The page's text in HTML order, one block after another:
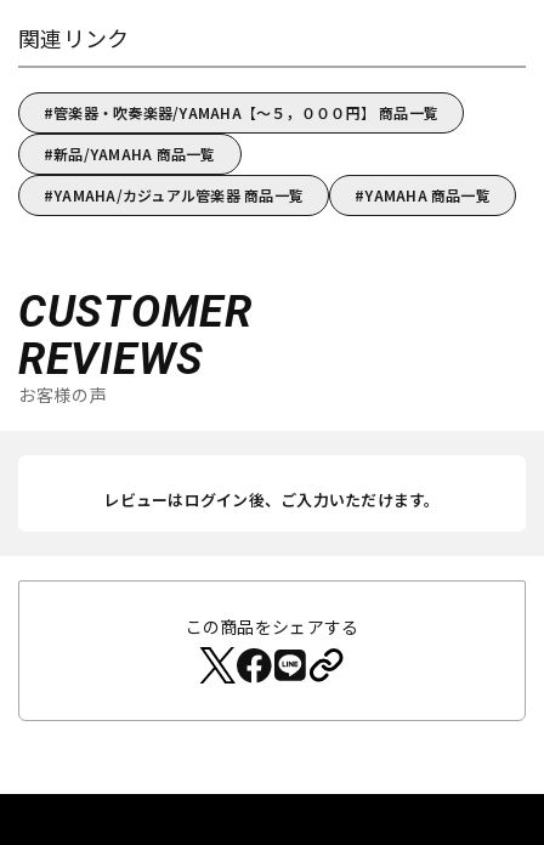
関連リンク
管楽器・吹奏楽器/YAMAHA【～５，０００円】 商品一覧
新品/YAMAHA 商品一覧
YAMAHA/カジュアル管楽器 商品一覧
YAMAHA 商品一覧
CUSTOMER
REVIEWS
お客様の声
レビューはログイン後、ご入力いただけます。
この商品をシェアする